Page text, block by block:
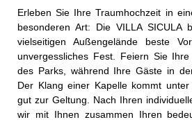
Erleben Sie Ihre Traumhochzeit in
besonderen Art: Die VILLA SICULA
vielseitigen Außengelände beste
unvergessliches Fest. Feiern Sie
des Parks, während Ihre Gäste in
Der Klang einer Kapelle kommt
gut zur Geltung. Nach Ihren
wir mit Ihnen zusammen Ihren